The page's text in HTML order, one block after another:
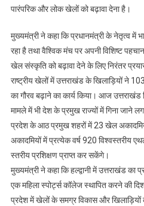
पारंपरिक और लोक खेलों को बढ़ावा देना है।
मुख्यमंत्री ने कहा कि प्रधानमंत्री के नेतृत्व में
रहा है तथा वैश्विक मंच पर अपनी विशिष्ट
खेल संस्कृति को बढ़ावा देने के लिए निरंतर
राष्ट्रीय खेलों में उत्तराखंड के खिलाड़ियों ने
का गौरव बढ़ाने का कार्य किया। आज
मामले में भी देश के प्रमुख राज्यों में गिना जाने
प्रदेश के आठ प्रमुख शहरों में 23 खेल
अकादमियों में प्रत्येक वर्ष 920 विश्वस्तरीय
स्तरीय प्रशिक्षण प्राप्त कर सकेंगे।
मुख्यमंत्री ने कहा कि हल्द्वानी में उत्तराखंड का
एक महिला स्पोर्ट्स कॉलेज स्थापित करने की
प्रदेश में खेलों के समग्र विकास और खिलाड़ियों